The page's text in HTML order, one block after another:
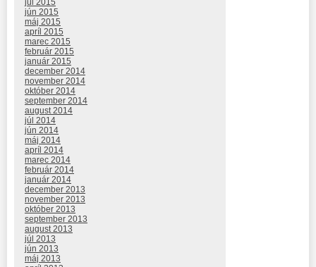
jún 2015
máj 2015
apríl 2015
marec 2015
február 2015
január 2015
december 2014
november 2014
október 2014
september 2014
august 2014
júl 2014
jún 2014
máj 2014
apríl 2014
marec 2014
február 2014
január 2014
december 2013
november 2013
október 2013
september 2013
august 2013
júl 2013
jún 2013
máj 2013